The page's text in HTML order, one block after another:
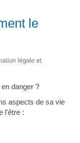
le
légale et
danger ?
aspects de sa vie
l'être :